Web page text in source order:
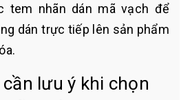
tem nhãn dán mã vạch để
dán trực tiếp lên sản phẩm
lưu ý khi chọn